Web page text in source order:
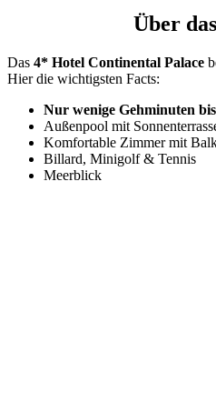
Über
Das 4* Hotel Continental Palace
Hier die wichtigsten Facts:
Nur wenige Gehminuten
Außenpool mit
Komfortable Zimmer mit
Billard, Minigolf & Tennis
Meerblick